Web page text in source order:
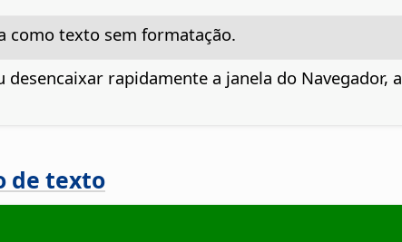
como texto sem formatação.
rapidamente a janela do Navegador, a
de texto